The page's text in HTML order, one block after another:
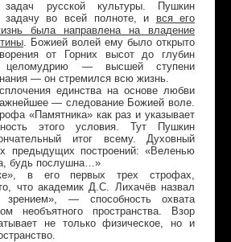
русской культуры. Пушкин
задачу во всей полноте, и
вся его
была направлена на владение
. Божией волей ему было открыто
от Горних высот до глубин
— высшей ступени
— он стремился всю жизнь.
единства на основе любви
— следование Божией воле.
«Памятника» как раз и указывает
этого условия. Тут Пушкин
итог всему. Духовный
предыдущих построений: «Веленью
будь послушна…»
в его первых трех строфах,
что академик Д.С. Лихачёв назвал
зрением», — способность охвата
необъятного пространства. Взор
не только физическое, но и